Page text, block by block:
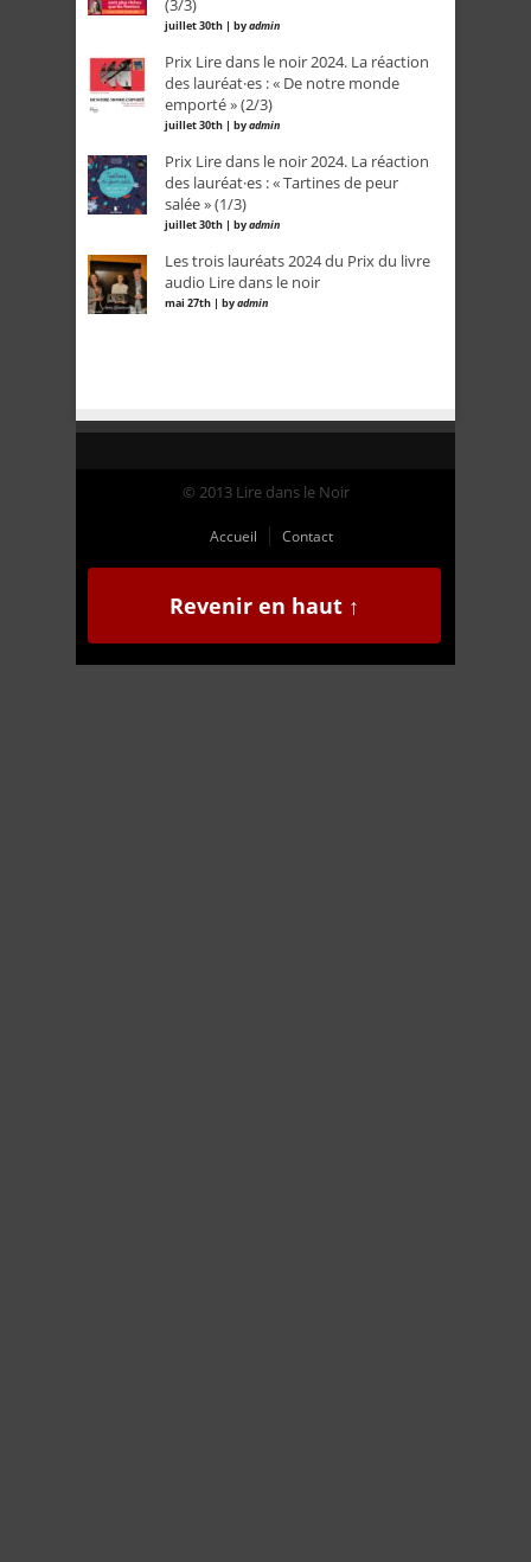
(3/3)
juillet 30th | byadmin
Prix Lire dans le noir 2024. La réaction
des lauréat·es : « De notre monde
emporté » (2/3)
juillet 30th | byadmin
Prix Lire dans le noir 2024. La réaction
des lauréat·es : « Tartines de peur
salée » (1/3)
juillet 30th | byadmin
Les trois lauréats 2024 du Prix du livre
audio Lire dans le noir
mai 27th | byadmin
© 2013 Lire dans le Noir
Accueil Contact
Revenir en haut ↑